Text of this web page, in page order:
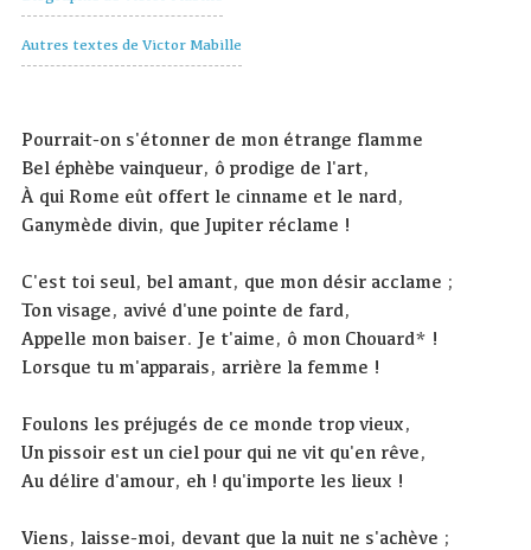
Autres textes de Victor Mabille
Pourrait-on s'étonner de mon étrange flamme
Bel éphèbe vainqueur, ô prodige de l'art,
À qui Rome eût offert le cinname et le nard,
Ganymède divin, que Jupiter réclame !
C'est toi seul, bel amant, que mon désir acclame ;
Ton visage, avivé d'une pointe de fard,
Appelle mon baiser. Je t'aime, ô mon Chouard* !
Lorsque tu m'apparais, arrière la femme !
Foulons les préjugés de ce monde trop vieux,
Un pissoir est un ciel pour qui ne vit qu'en rêve,
Au délire d'amour, eh ! qu'importe les lieux !
Viens, laisse-moi, devant que la nuit ne s'achève ;